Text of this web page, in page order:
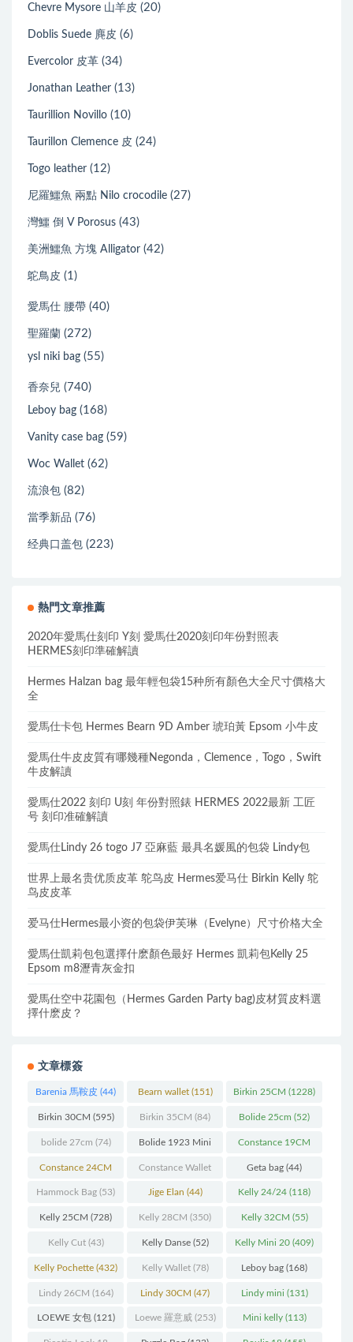
Chevre Mysore 山羊皮 (20)
Doblis Suede 麂皮 (6)
Evercolor 皮革 (34)
Jonathan Leather (13)
Taurillion Novillo (10)
Taurillon Clemence 皮 (24)
Togo leather (12)
尼羅鱷魚 兩點 Nilo crocodile (27)
灣鱷 倒 V Porosus (43)
美洲鱷魚 方塊 Alligator (42)
鴕鳥皮 (1)
愛馬仕 腰帶 (40)
聖羅蘭 (272)
ysl niki bag (55)
香奈兒 (740)
Leboy bag (168)
Vanity case bag (59)
Woc Wallet (62)
流浪包 (82)
當季新品 (76)
经典口盖包 (223)
熱門文章推薦
2020年愛馬仕刻印 Y刻 愛馬仕2020刻印年份對照表
HERMES刻印準確解讀
Hermes Halzan bag 最年輕包袋15种所有顏色大全尺寸價格大
全
愛馬仕卡包 Hermes Bearn 9D Amber 琥珀黃 Epsom 小牛皮
愛馬仕牛皮皮質有哪幾種Negonda，Clemence，Togo，Swift
牛皮解讀
愛馬仕2022 刻印 U刻 年份對照錶 HERMES 2022最新 工匠
号 刻印准確解讀
愛馬仕Lindy 26 togo J7 亞麻藍 最具名媛風的包袋 Lindy包
世界上最名贵优质皮革 鸵鸟皮 Hermes爱马仕 Birkin Kelly 鸵
鸟皮皮革
爱马仕Hermes最小资的包袋伊芙琳（Evelyne）尺寸价格大全
愛馬仕凱莉包包選擇什麽顏色最好 Hermes 凱莉包Kelly 25
Epsom m8瀝青灰金扣
愛馬仕空中花園包（Hermes Garden Party bag)皮材質皮料選
擇什麽皮？
文章標簽
Barenia 馬鞍皮 (44) Bearn wallet(151) Birkin 25CM (1228)
Birkin 30CM (595) Birkin 35CM (84) Bolide 25cm (52)
bolide 27cm (74) Bolide 1923 Mini
(93)
Constance 19CM
(571)
Constance 24CM
(216)
Constance Wallet
(60)
Geta bag (44)
Hammock Bag (53) Jige Elan (44) Kelly 24/24 (118)
Kelly 25CM (728) Kelly 28CM (350) Kelly 32CM (55)
Kelly Cut(43) Kelly Danse(52) Kelly Mini 20 (409)
Kelly Pochette (432) Kelly Wallet(78) Leboy bag (168)
Lindy 26CM (164) Lindy 30CM (47) Lindy mini (131)
LOEWE 女包(121) Loewe 羅意威(253) Mini kelly(113)